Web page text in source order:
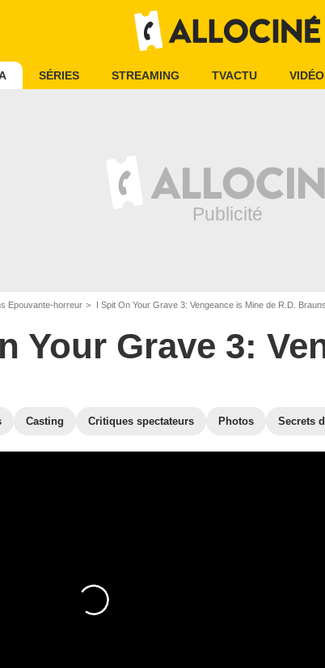
SÉRIES STREAMING TVACTU
Epouvante-horreur I Spit On Your Grave 3: Vengeance is Mine de R.D.
Your Grave 3:
Casting Critiques spectateurs Photos Secrets